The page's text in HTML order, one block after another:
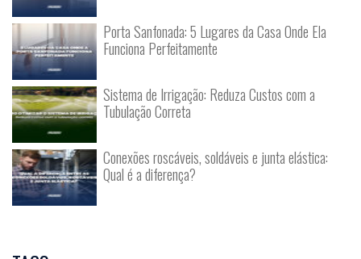
Porta Sanfonada: 5 Lugares da Casa Onde Ela
Funciona Perfeitamente
Sistema de Irrigação: Reduza Custos com a
Tubulação Correta
Conexões roscáveis, soldáveis e junta elástica:
Qual é a diferença?